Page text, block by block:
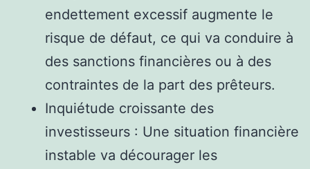
endettement excessif augmente le
risque de défaut, ce qui va conduire à
des sanctions financières ou à des
contraintes de la part des prêteurs.
Inquiétude croissante des
investisseurs : Une situation financière
instable va décourager les